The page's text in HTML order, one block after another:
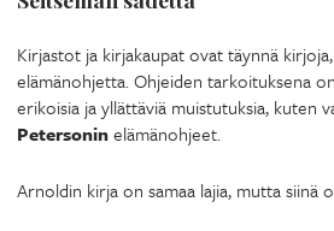
Kirjastot ja kirjakaupat ovat täynnä
elämänohjetta. Ohjeiden tarkoituksena
erikoisia ja yllättäviä muistutuksia, kuten
Petersoninelämänohjeet.
Arnoldin kirja on samaa lajia, mutta siinä